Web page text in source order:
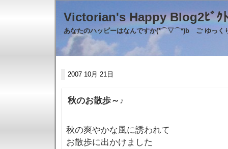
Victorian's Happy
あなたのハッピーはなんですか(*⌒▽⌒*)b ご ゆっく
2007 10月 21日
秋のお散歩～♪
秋の爽やかな風に誘われて
お散歩に出かけました